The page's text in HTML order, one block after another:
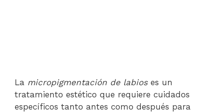
La micropigmentación de labioses un
tratamiento estético que requiere cuidados
específicos tanto antes como después para